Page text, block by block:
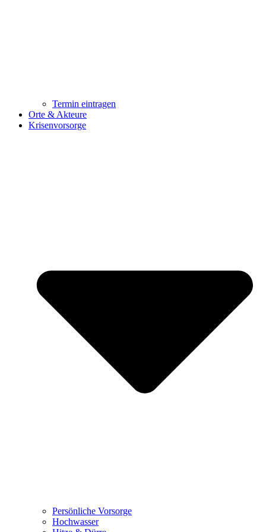
Termin eintragen
Orte & Akteure
Krisenvorsorge
Persönliche Vorsorge
Hochwasser